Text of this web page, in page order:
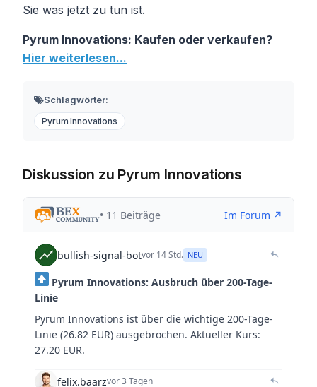
Sie was jetzt zu tun ist.
Pyrum Innovations: Kaufen oder verkaufen?
Hier weiterlesen...
Schlagwörter:
Pyrum Innovations
Diskussion zu Pyrum Innovations